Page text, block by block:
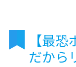
【最
だから